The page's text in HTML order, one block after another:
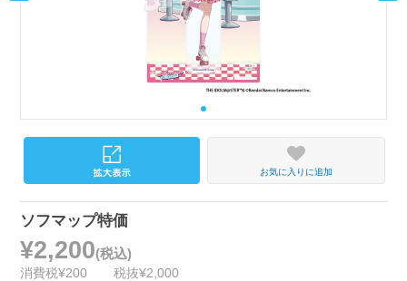
お気に入りに追加
ソフマップ特価
¥2,200(税込)
消費税¥200 税抜¥2,000